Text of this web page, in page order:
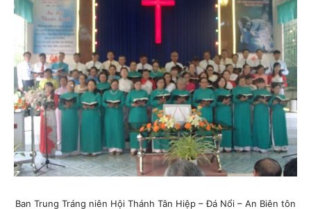
Ban Trung Tráng niên Hội Thánh Tân Hiệp – Đá Nổi – An Biên tôn